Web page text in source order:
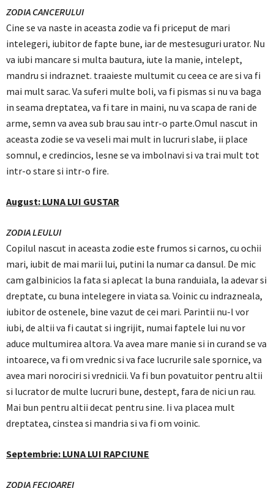
ZODIA CANCERULUI
Cine se va naste in aceasta zodie va fi priceput de mari
intelegeri, iubitor de fapte bune, iar de mestesuguri urator. Nu
va iubi mancare si multa bautura, iute la manie, intelept,
mandru si indraznet. traaieste multumit cu ceea ce are si va fi
mai mult sarac. Va suferi multe boli, va fi pismas si nu va baga
in seama dreptatea, va fi tare in maini, nu va scapa de rani de
arme, semn va avea sub brau sau intr-o parte.Omul nascut in
aceasta zodie se va veseli mai mult in lucruri slabe, ii place
somnul, e credincios, lesne se va imbolnavi si va trai mult tot
intr-o stare si intr-o fire.
August: LUNA LUI GUSTAR
ZODIA LEULUI
Copilul nascut in aceasta zodie este frumos si carnos, cu ochii
mari, iubit de mai marii lui, putini la numar ca dansul. De mic
cam galbinicios la fata si aplecat la buna randuiala, la adevar si
dreptate, cu buna intelegere in viata sa. Voinic cu indrazneala,
iubitor de ostenele, bine vazut de cei mari. Parintii nu-l vor
iubi, de altii va fi cautat si ingrijit, numai faptele lui nu vor
aduce multumirea altora. Va avea mare manie si in curand se va
intoarece, va fi om vrednic si va face lucrurile sale spornice, va
avea mari norociri si vrednicii. Va fi bun povatuitor pentru altii
si lucrator de multe lucruri bune, destept, fara de nici un rau.
Mai bun pentru altii decat pentru sine. Ii va placea mult
dreptatea, cinstea si mandria si va fi om voinic.
Septembrie: LUNA LUI RAPCIUNE
ZODIA FECIOAREI